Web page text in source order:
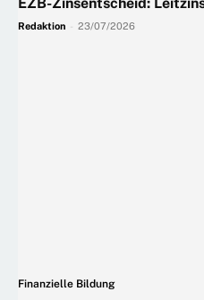
EZB-Zinsentscheid:
Redaktion 23/07/2026
Finanzielle Bildung